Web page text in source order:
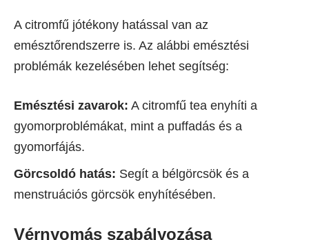
A citromfű jótékony hatással van az
emésztőrendszerre is. Az alábbi emésztési
problémák kezelésében lehet segítség:
Emésztési zavarok: A citromfű tea enyhíti a
gyomorproblémákat, mint a puffadás és a
gyomorfájás.
Görcsoldó hatás: Segít a bélgörcsök és a
menstruációs görcsök enyhítésében.
Vérnyomás szabályozása